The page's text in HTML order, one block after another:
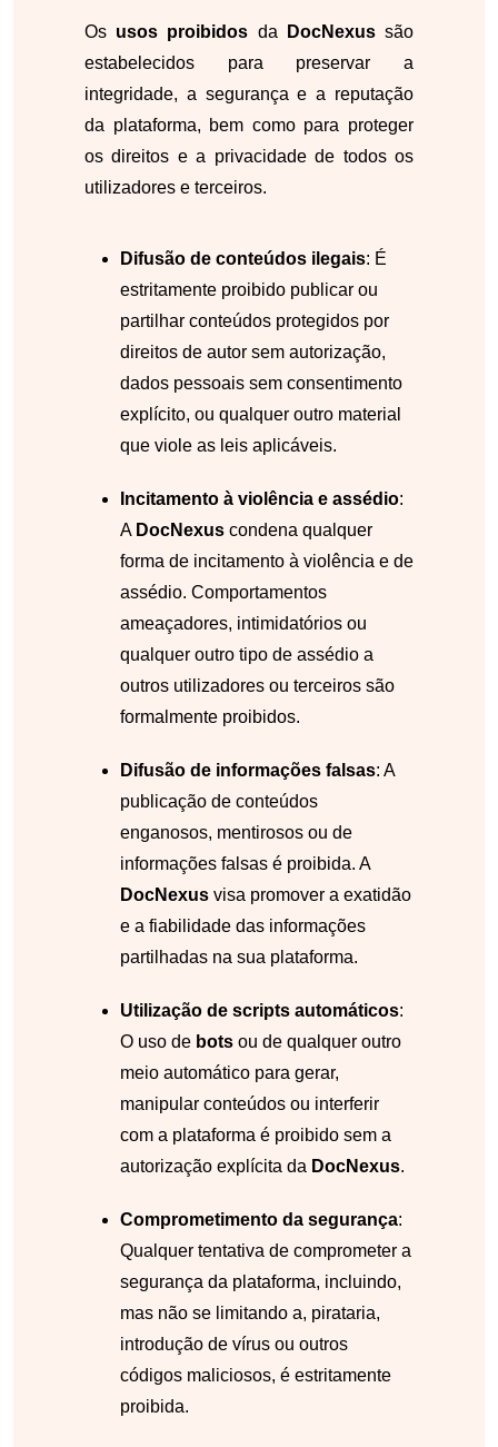
Os usos proibidos da DocNexussão
estabelecidos para preservar a
integridade, a segurança e a reputação
da plataforma, bem como para proteger
os direitos e a privacidade de todos os
utilizadores e terceiros.
Difusão de conteúdos ilegais: É
estritamente proibido publicar ou
partilhar conteúdos protegidos por
direitos de autor sem autorização,
dados pessoais sem consentimento
explícito, ou qualquer outro material
que viole as leis aplicáveis.
Incitamento à violência e assédio:
A DocNexus condena qualquer
forma de incitamento à violência e de
assédio. Comportamentos
ameaçadores, intimidatórios ou
qualquer outro tipo de assédio a
outros utilizadores ou terceiros são
formalmente proibidos.
Difusão de informações falsas: A
publicação de conteúdos
enganosos, mentirosos ou de
informações falsas é proibida. A
DocNexus visa promover a exatidão
e a fiabilidade das informações
partilhadas na sua plataforma.
Utilização de scripts automáticos:
O uso de bots ou de qualquer outro
meio automático para gerar,
manipular conteúdos ou interferir
com a plataforma é proibido sem a
autorização explícita da DocNexus.
Comprometimento da segurança:
Qualquer tentativa de comprometer a
segurança da plataforma, incluindo,
mas não se limitando a, pirataria,
introdução de vírus ou outros
códigos maliciosos, é estritamente
proibida.